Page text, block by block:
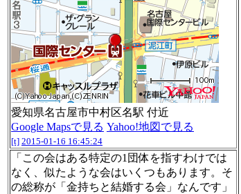
愛知県名古屋市中村区名駅 付近
Google Mapsで見る Yahoo!地図で見る
[t] 2015-01-16 16:45:24
「この会はある特定の1団体を指すわけでは
なく、似たような会はいくつもあります。そ
の総称が「金持ちと結婚する会」なんです」